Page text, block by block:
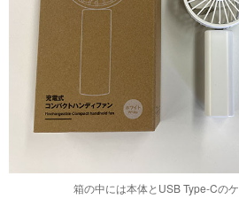
箱の中には本体とUSB Type-Cの